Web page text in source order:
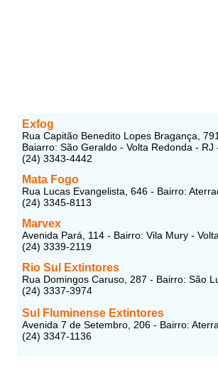
Exfog
Rua Capitão Benedito Lopes Bragança, 791
Baiarro: São Geraldo - Volta Redonda - RJ
(24) 3343-4442
Mata Fogo
Rua Lucas Evangelista, 646 - Bairro:
(24) 3345-8113
Marvex
Avenida Pará, 114 - Bairro: Vila Mury -
(24) 3339-2119
Rio Sul Extintores
Rua Domingos Caruso, 287 - Bairro: São
(24) 3337-3974
Sul Fluminense Extintores
Avenida 7 de Setembro, 206 - Bairro:
(24) 3347-1136